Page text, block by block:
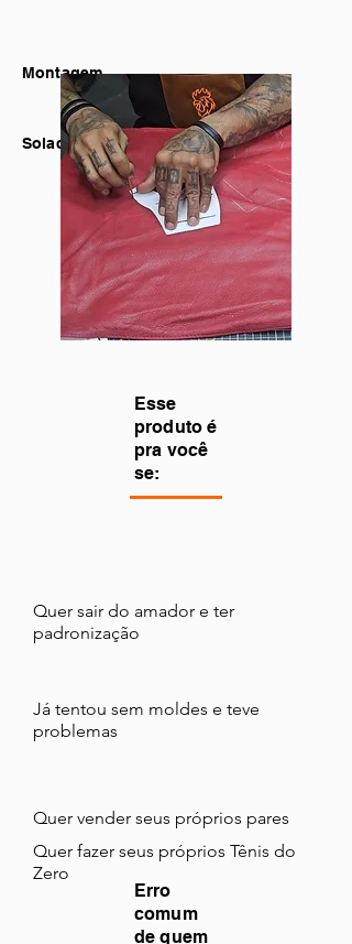
Montagem
Solado
Esse
produto é
pra você
se:
Quer sair do amador e ter
padronização
Já tentou sem moldes e teve
problemas
Quer vender seus próprios pares
Quer fazer seus próprios Tênis do
Zero
Erro
comum
de quem